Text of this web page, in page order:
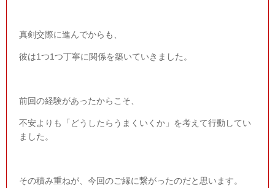
真剣交際に進んでからも、
彼は1つ1つ丁寧に関係を築いていきました。
前回の経験があったからこそ、
不安よりも「どうしたらうまくいくか」を考えて行動してい
ました。
その積み重ねが、今回のご縁に繋がったのだと思います。